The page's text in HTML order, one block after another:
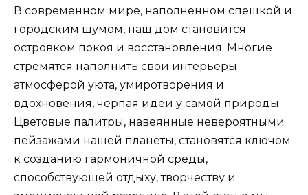
В современном мире, наполненном спешкой и
городским шумом, наш дом становится
островком покоя и восстановления. Многие
стремятся наполнить свои интерьеры
атмосферой уюта, умиротворения и
вдохновения, черпая идеи у самой природы.
Цветовые палитры, навеянные невероятными
пейзажами нашей планеты, становятся ключом
к созданию гармоничной среды,
способствующей отдыху, творчеству и